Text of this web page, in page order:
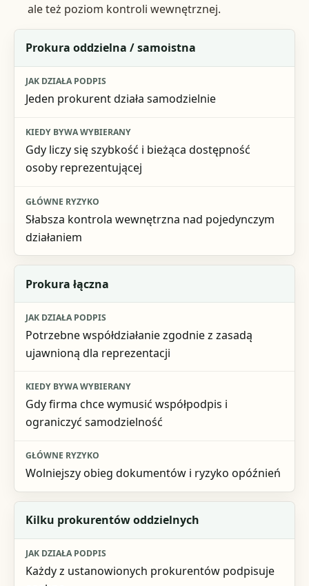
ale też poziom kontroli wewnętrznej.
Wariant
Jak działa podpis
Kiedy bywa wybierany
Prokura oddzielna / samoistna
Jeden prokurent działa samodzielnie
Gdy liczy się szybkość i bieżąca dostępność
osoby reprezentującej
Słabsza kontrola wewnętrzna nad pojedynczym
działaniem
Prokura łączna
Potrzebne współdziałanie zgodnie z zasadą
ujawnioną dla reprezentacji
Gdy firma chce wymusić współpodpis i
ograniczyć samodzielność
Wolniejszy obieg dokumentów i ryzyko opóźnień
Kilku prokurentów oddzielnych
Każdy z ustanowionych prokurentów podpisuje